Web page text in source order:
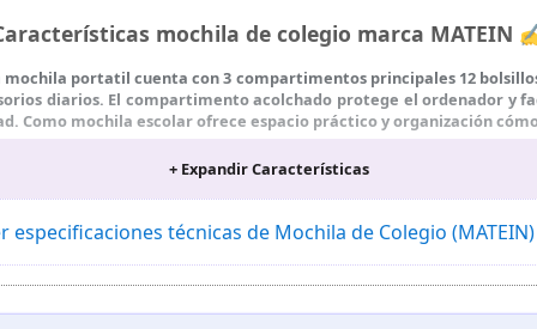
mochila de colegio marca MATEIN
mochila portatil cuenta con 3 compartimentos principales 12
diarios. El compartimento acolchado protege el ordenador y
Como mochila escolar ofrece espacio práctico y organización
práctico y espacioso la convierte en una mochila hombre trabajo
a su organización cómoda y capacidad para llevar libros
Esta mochila ordenador portatil incorpora un bolsillo antirrobo
importantes. La mochila para portatil ofrece acceso cómodo y
como mochila escolar adolescente gracias a su diseño funcional y
ayuda a reducir la presión y el sudor. La asa acolchada
+ Expandir Características
especificaciones técnicas de Mochila de Colegio